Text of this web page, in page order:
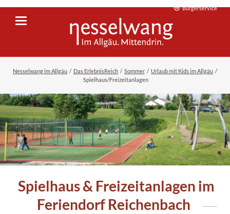
Bürgerservice
Nesselwang im Allgäu Das ErlebnisReich Sommer
Urlaub mit Kids im Allgäu
Spielhaus/Freizeitanlagen
Spielhaus & Freizeitanlagen im
Feriendorf Reichenbach